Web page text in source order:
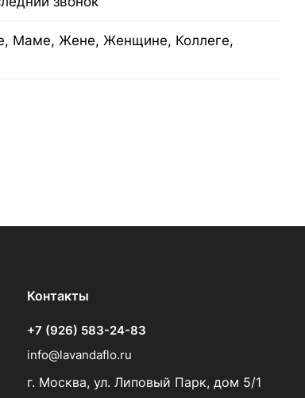
Маме, Жене, Женщине, Коллеге,
Контакты
+7 (926) 583-24-83
info@lavandaflo.ru
г. Москва, ул. Липовый Парк, дом 5/1